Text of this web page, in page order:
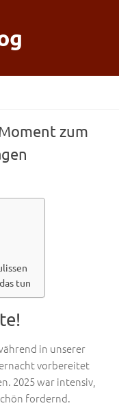
zum
tun
in unserer
vorbereitet
2025 war intensiv,
fordernd.